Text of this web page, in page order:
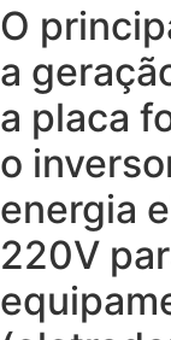
O
a
a placa
o
energia
220V